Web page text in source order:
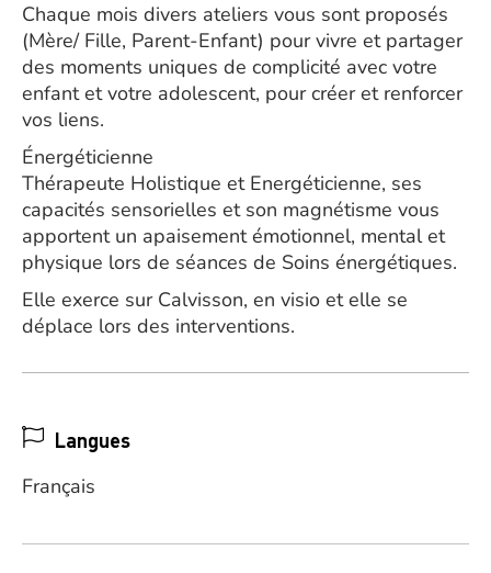
Chaque mois divers ateliers vous sont proposés
(Mère/ Fille, Parent-Enfant) pour vivre et partager
des moments uniques de complicité avec votre
enfant et votre adolescent, pour créer et renforcer
vos liens.
Énergéticienne
Thérapeute Holistique et Energéticienne, ses
capacités sensorielles et son magnétisme vous
apportent un apaisement émotionnel, mental et
physique lors de séances de Soins énergétiques.
Elle exerce sur Calvisson, en visio et elle se
déplace lors des interventions.
Langues
Français